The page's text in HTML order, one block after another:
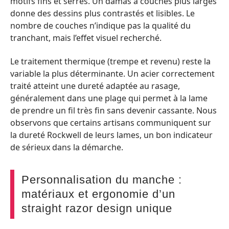
donne des dessins plus contrastés et lisibles. Le
nombre de couches n’indique pas la qualité du
tranchant, mais l’effet visuel recherché.
Le traitement thermique (trempe et revenu) reste la
variable la plus déterminante. Un acier correctement
traité atteint une dureté adaptée au rasage,
généralement dans une plage qui permet à la lame
de prendre un fil très fin sans devenir cassante. Nous
observons que certains artisans communiquent sur
la dureté Rockwell de leurs lames, un bon indicateur
de sérieux dans la démarche.
Personnalisation du manche :
matériaux et ergonomie d’un
straight razor design unique